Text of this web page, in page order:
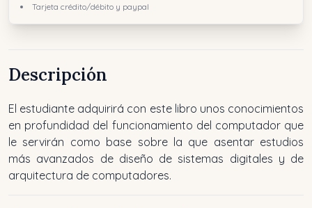
Tarjeta crédito/débito y paypal
Descripción
El estudiante adquirirá con este libro unos conocimientos
en profundidad del funcionamiento del computador que
le servirán como base sobre la que asentar estudios
más avanzados de diseño de sistemas digitales y de
arquitectura de computadores.